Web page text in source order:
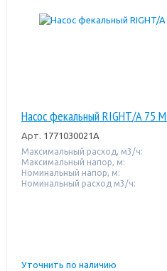
Насос фекальный RIGHT/A 75
Арт. 1771030021A
Максимальный расход, м3/ч:
Максимальный напор, м:
Номинальный напор, м:
Номинальный расход м3/ч:
Уточнить по наличию